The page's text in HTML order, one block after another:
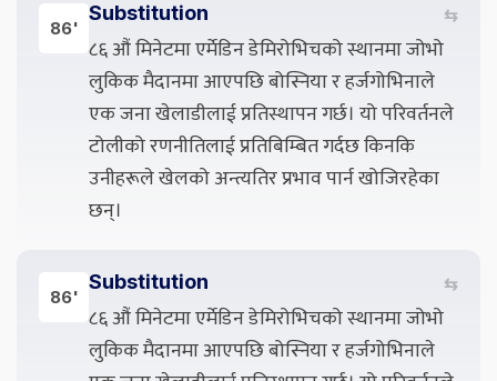
86'
Substitution ⇆
८६ औं मिनेटमा एर्मेडिन डेमिरोभिचको स्थानमा जोभो
लुकिक मैदानमा आएपछि बोस्निया र हर्जगोभिनाले
एक जना खेलाडीलाई प्रतिस्थापन गर्छ। यो परिवर्तनले
टोलीको रणनीतिलाई प्रतिबिम्बित गर्दछ किनकि
उनीहरूले खेलको अन्त्यतिर प्रभाव पार्न खोजिरहेका
छन्।
86'
Substitution ⇆
८६ औं मिनेटमा एर्मेडिन डेमिरोभिचको स्थानमा जोभो
लुकिक मैदानमा आएपछि बोस्निया र हर्जगोभिनाले